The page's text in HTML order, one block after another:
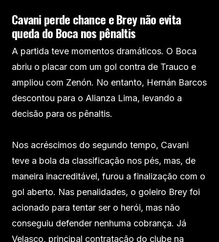
Cavani perde chance e Brey não evita
queda do Boca nos pênaltis
A partida teve momentos dramáticos. O Boca
abriu o placar com um gol contra de Trauco e
ampliou com Zenón. No entanto, Hernán Barcos
descontou para o Alianza Lima, levando a
decisão para os pênaltis.
Nos acréscimos do segundo tempo, Cavani
teve a bola da classificação nos pés, mas, de
maneira inacreditável, furou a finalização com o
gol aberto. Nas penalidades, o goleiro Brey foi
acionado para tentar ser o herói, mas não
conseguiu defender nenhuma cobrança. Já
Velasco, principal contratação do clube na